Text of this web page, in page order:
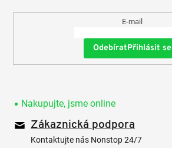
E-mail
Přihlásit se
Nakupujte, jsme online
Zákaznická podpora
Kontaktujte nás Nonstop 24/7